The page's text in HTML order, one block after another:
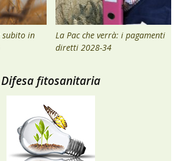
subito in
La Pac che verrà: i pagamenti
diretti 2028-34
Difesa fitosanitaria